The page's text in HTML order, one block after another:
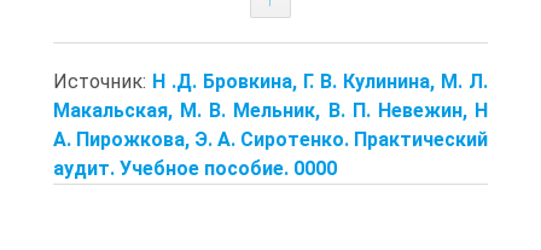
Источник: Н .Д. Бровкина, Г. В. Кулинина, М. Л.
Макальская, М. В. Мельник, В. П. Невежин, Н
А. Пирожкова, Э. А. Сиротенко. Практический
аудит. Учебное пособие. 0000